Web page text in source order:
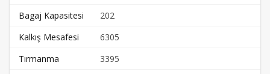
Bagaj Kapasitesi
202
Kalkış Mesafesi
6305
Tırmanma
3395